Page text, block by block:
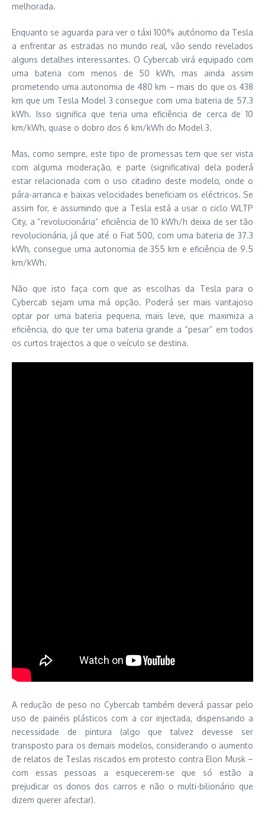
melhorada.
Enquanto se aguarda para ver o táxi 100% autónomo da Tesla
a enfrentar as estradas no mundo real, vão sendo revelados
alguns detalhes interessantes. O Cybercab virá equipado com
uma bateria com menos de 50 kWh, mas ainda assim
prometendo uma autonomia de 480 km – mais do que os 438
km que um Tesla Model 3 consegue com uma bateria de 57.3
kWh. Isso significa que teria uma eficiência de cerca de 10
km/kWh, quase o dobro dos 6 km/kWh do Model 3.
Mas, como sempre, este tipo de promessas tem que ser vista
com alguma moderação, e parte (significativa) dela poderá
estar relacionada com o uso citadino deste modelo, onde o
pára-arranca e baixas velocidades beneficiam os eléctricos. Se
assim for, e assumindo que a Tesla está a usar o ciclo WLTP
City, a “revolucionária” eficiência de 10 kWh/h deixa de ser tão
revolucionária, já que até o Fiat 500, com uma bateria de 37.3
kWh, consegue uma autonomia de 355 km e eficiência de 9.5
km/kWh.
Não que isto faça com que as escolhas da Tesla para o
Cybercab sejam uma má opção. Poderá ser mais vantajoso
optar por uma bateria pequena, mais leve, que maximiza a
eficiência, do que ter uma bateria grande a “pesar” em todos
os curtos trajectos a que o veículo se destina.
A redução de peso no Cybercab também deverá passar pelo
uso de painéis plásticos com a cor injectada, dispensando a
necessidade de pintura (algo que talvez devesse ser
transposto para os demais modelos, considerando o aumento
de relatos de Teslas riscados em protesto contra Elon Musk –
com essas pessoas a esquecerem-se que só estão a
prejudicar os donos dos carros e não o multi-bilionário que
dizem querer afectar).